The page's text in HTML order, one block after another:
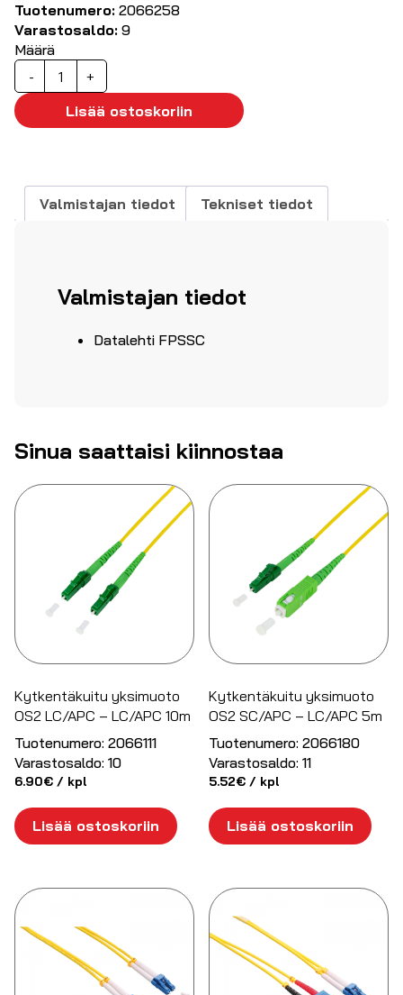
Tuotenumero: 2066258
Varastosaldo: 9
Määrä
-
Kytkentäkuitu
yksimuoto
OS2
SC/APC
3m
määrä
+
Lisää ostoskoriin
Valmistajan tiedot Tekniset tiedot
Valmistajan tiedot
Datalehti FPSSC
Sinua saattaisi kiinnostaa
Kytkentäkuitu yksimuoto
OS2 LC/APC – LC/APC 10m
Tuotenumero: 2066111
Varastosaldo: 10
6.90€ / kpl
Lisää ostoskoriin
Kytkentäkuitu yksimuoto
OS2 SC/APC – LC/APC 5m
Tuotenumero: 2066180
Varastosaldo: 11
5.52€ / kpl
Lisää ostoskoriin